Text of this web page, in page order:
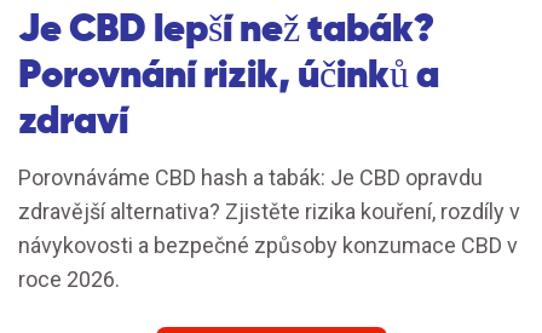
Je CBD lepší než tabák?
Porovnání rizik, účinků a
zdraví
Porovnáváme CBD hash a tabák: Je CBD opravdu
zdravější alternativa? Zjistěte rizika kouření, rozdíly v
návykovosti a bezpečné způsoby konzumace CBD v
roce 2026.